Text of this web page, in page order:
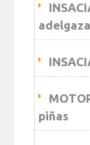
piñas